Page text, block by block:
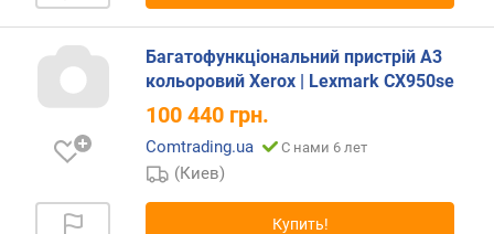
ц
в
т
в
Багатофункціональний пристрій A3
кольоровий Xerox | Lexmark CX950se
100 440 грн.
Comtrading.ua С нами 6 лет
(Киев)
Купить!